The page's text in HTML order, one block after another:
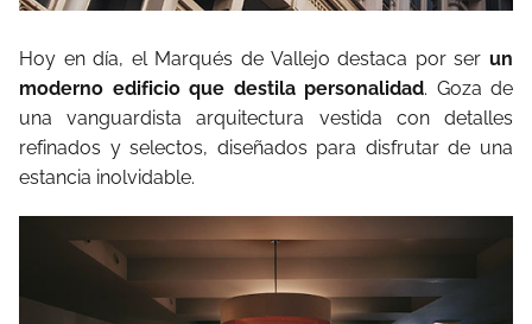
Hoy en día, el Marqués de Vallejo destaca por ser un
moderno edificio que destila personalidad. Goza de
una vanguardista arquitectura vestida con detalles
refinados y selectos, diseñados para disfrutar de una
estancia inolvidable.